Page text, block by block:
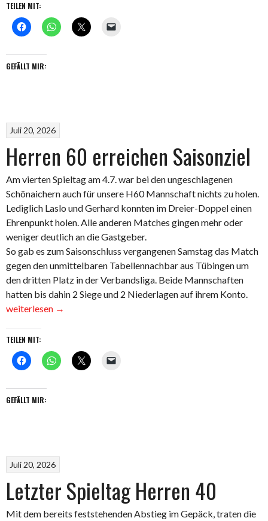
Letzter
daheim
und
TEILEN MIT:
GEFÄLLT MIR:
Juli 20, 2026
Herren 60 erreichen Saisonziel
Am vierten Spieltag am 4.7. war bei den ungeschlagenen
Schönaichern auch für unsere H60 Mannschaft nichts zu holen.
Lediglich Laslo und Gerhard konnten im Dreier-Doppel einen
Ehrenpunkt holen. Alle anderen Matches gingen mehr oder
weniger deutlich an die Gastgeber.
So gab es zum Saisonschluss vergangenen Samstag das Match
gegen den unmittelbaren Tabellennachbar aus Tübingen um
den dritten Platz in der Verbandsliga. Beide Mannschaften
hatten bis dahin 2 Siege und 2 Niederlagen auf ihrem Konto.
weiterlesen →
TEILEN MIT:
GEFÄLLT MIR:
Juli 20, 2026
Letzter Spieltag Herren 40
Mit dem bereits feststehenden Abstieg im Gepäck, traten die